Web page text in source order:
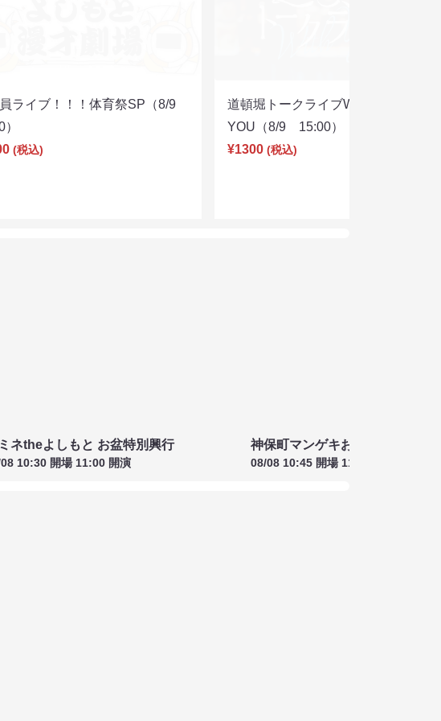
ライブ！！！体育祭SP（8/9
(税込)
道頓堀トークライブWITH
YOU（8/9 15:00）
¥1300 (税込)
神保町マンゲキお笑いライブ お
08/08 10:45 開場 11:00 開演